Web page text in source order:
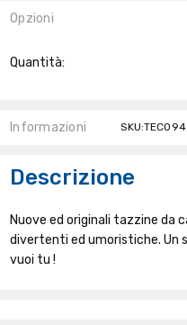
Opzioni
Attuale:
Quantità:
Informazioni SKU:TEC094
Descrizione
Nuove ed originali tazzine da
divertenti ed umoristiche. Un
vuoi tu !